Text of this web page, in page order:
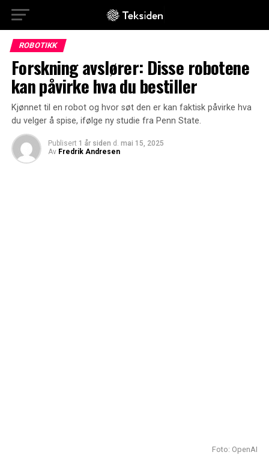
ROBOTIKK
Forskning avslører: Disse robotene
kan påvirke hva du bestiller
Kjønnet til en robot og hvor søt den er kan faktisk påvirke hva
du velger å spise, ifølge ny studie fra Penn State.
Publisert 1 år siden d. mai 15, 2025
Av Fredrik Andresen
Foto: OpenAI